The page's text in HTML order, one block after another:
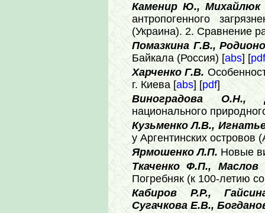
Каменир Ю.,
антропогенного
(Украина). 2. Сравнение
Помазкина Г.В.,
Байкала (Россия) [abs] [pdf
Харченко Г.В.
г. Киева [abs] [pdf]
Виноградова
национального
Кузьменко Л.В.,
у Аргентинских островов
Ярмошенко Л.П. Новые
Ткаченко Ф.П.,
Погребняк (к 100-летию
Кабиров Р.Р.,
Сугачкова Е.В.,